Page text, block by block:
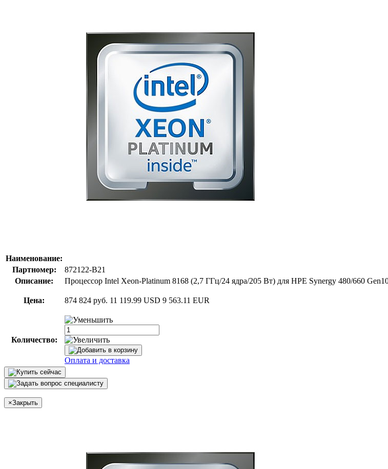
Наименование:
Партномер:
872122-B21
Описание:
Процессор Intel Xeon-Platinum 8168 (2,7 ГГц/24 ядра/205 Вт) для HPE Synergy 480/660
Цена: 874 824 руб. 11 119.99 USD 9 563.11 EUR
Количество:
Оплата и доставка
×Закрыть